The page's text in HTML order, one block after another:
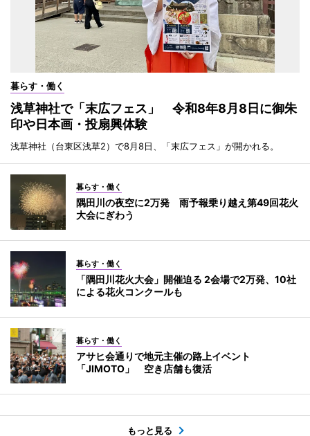
暮らす・働く
浅草神社で「末広フェス」 令和8年8月8日に御朱
印や日本画・投扇興体験
浅草神社（台東区浅草2）で8月8日、「末広フェス」が開かれる。
暮らす・働く
隅田川の夜空に2万発 雨予報乗り越え第49回花火
大会にぎわう
暮らす・働く
「隅田川花火大会」開催迫る 2会場で2万発、10社
による花火コンクールも
暮らす・働く
アサヒ会通りで地元主催の路上イベント
「JIMOTO」 空き店舗も復活
もっと見る